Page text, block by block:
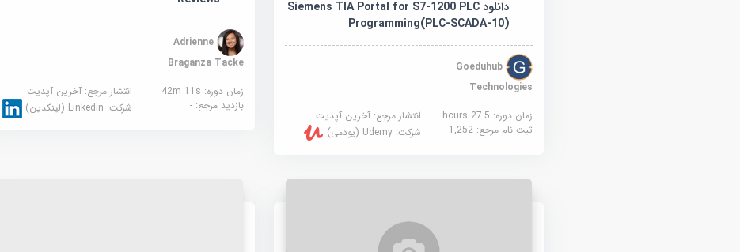
دانلود Siemens TIA Portal for S7-1200 PLC
Programming(PLC-SCADA-10)
Goeduhub
Technologies
زمان دوره: 27.5 hours
انتشار مرجع: آخرین آپدیت
ثبت نام مرجع: 1,252 شرکت: Udemy (یودمی)
Adrienne
Braganza Tacke
زمان دوره: 42m 11s
انتشار مرجع: آخرین آپدیت
بازدید مرجع:- شرکت: Linkedin (لینکدین)